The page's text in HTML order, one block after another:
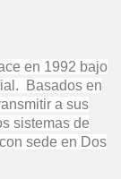
en 1992 bajo
Basados en
a sus
sistemas de
sede en Dos